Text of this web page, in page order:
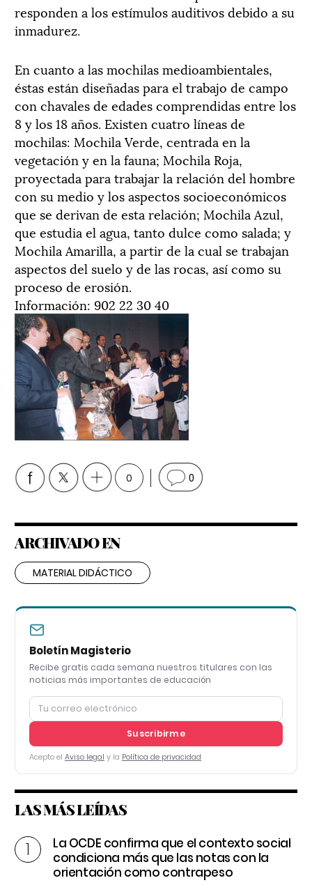
responden a los estímulos auditivos debido a su
inmadurez.
En cuanto a las mochilas medioambientales,
éstas están diseñadas para el trabajo de campo
con chavales de edades comprendidas entre los
8 y los 18 años. Existen cuatro líneas de
mochilas: Mochila Verde, centrada en la
vegetación y en la fauna; Mochila Roja,
proyectada para trabajar la relación del hombre
con su medio y los aspectos socioeconómicos
que se derivan de esta relación; Mochila Azul,
que estudia el agua, tanto dulce como salada; y
Mochila Amarilla, a partir de la cual se trabajan
aspectos del suelo y de las rocas, así como su
proceso de erosión.
Información: 902 22 30 40
0 0
ARCHIVADO EN
MATERIAL DIDÁCTICO
Boletín Magisterio
Recibe gratis cada semana nuestros titulares con las
noticias más importantes de educación
Suscribirme
Acepto el Aviso legal y la Política de privacidad
LAS MÁS LEÍDAS
La OCDE confirma que el contexto social
condiciona más que las notas con la
orientación como contrapeso